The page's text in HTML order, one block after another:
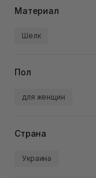
Материал
Шелк
Пол
для женщин
Страна
Украина